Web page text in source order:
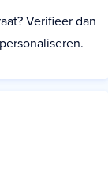
Verifieer dan